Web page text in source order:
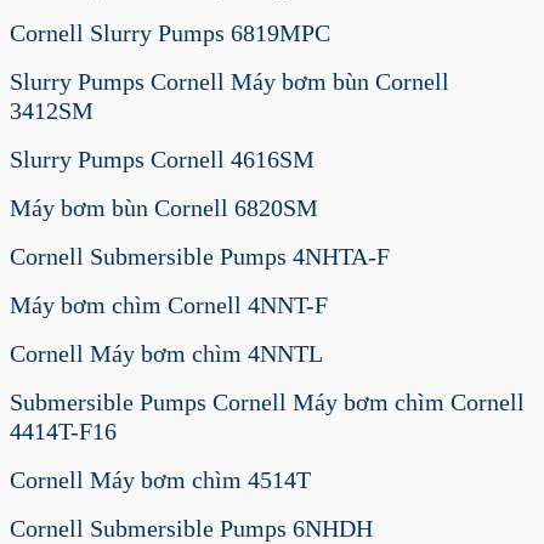
Cornell Slurry Pumps 6819MPC
Slurry Pumps Cornell Máy bơm bùn Cornell
3412SM
Slurry Pumps Cornell 4616SM
Máy bơm bùn Cornell 6820SM
Cornell Submersible Pumps 4NHTA-F
Máy bơm chìm Cornell 4NNT-F
Cornell Máy bơm chìm 4NNTL
Submersible Pumps Cornell Máy bơm chìm Cornell
4414T-F16
Cornell Máy bơm chìm 4514T
Cornell Submersible Pumps 6NHDH